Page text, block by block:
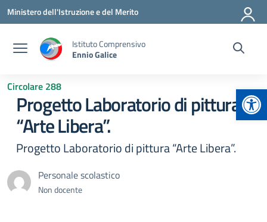
Vai ai contenuti
Vai al menu di navigazione
Vai al footer
Ministero dell'Istruzione e del Merito
Istituto Comprensivo
Ennio Galice
Circolare 288
Progetto Laboratorio di pittura
“Arte Libera”.
Progetto Laboratorio di pittura “Arte Libera”.
Personale scolastico
Non docente